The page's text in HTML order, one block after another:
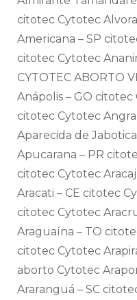
citotec Cytotec
Americana – SP
citotec Cytotec
CYTOTEC ABORTO
Anápolis – GO
citotec Cytotec Angra
Aparecida de
Apucarana – PR
citotec Cytotec
Aracati – CE citotec
citotec Cytotec
Araguaína – TO
citotec Cytotec
aborto Cytotec
Araranguá – SC